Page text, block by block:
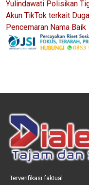
Yulindawati Polisikan
Akun TikTok terkait
Pencemaran Nama Baik
Terverifikasi faktual